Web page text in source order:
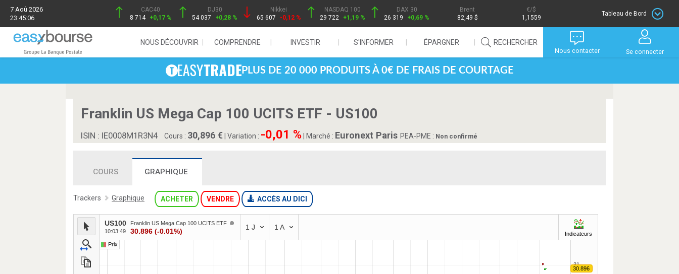
7 Aoû 2026
23:45:06
CAC40
8 714 +0,17 %
DJ30
54 037
+0,28 %
Nikkei
65 607
-0,12 %
NASDAQ 100
29 722
+1,19 %
DAX 30
26 319
+0,69 %
Brent
82,49 $
/$
1,1559
Tableau de Bord
NOUS DÉCOUVRIR COMPRENDRE INVESTIR S'INFORMER ÉPARGNER RECHERCHER
Nous contacter Se connecter
PLUS DE 20 000 PRODUITS À 0€ DE FRAIS DE COURTAGE
Franklin US Mega Cap 100 UCITS ETF - US100
ISIN : IE0008M1R3N4 Cours : 30,896 Variation : -0,01 % Marché : Euronext Paris PEA-PME : Non confirmé
COURS GRAPHIQUE
Trackers Graphique ACHETER VENDRE ACCÈS AU DICI